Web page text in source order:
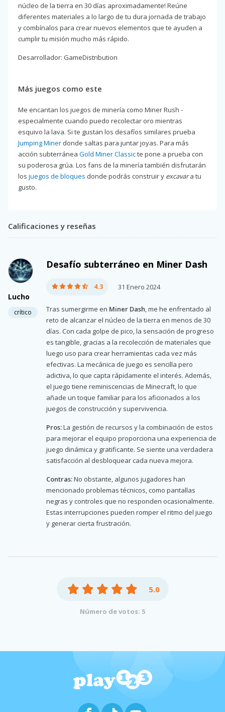
núcleo de la tierra en 30 días aproximadamente! Reúne
diferentes materiales a lo largo de tu dura jornada de trabajo
y combínalos para crear nuevos elementos que te ayuden a
cumplir tu misión mucho más rápido.
Desarrollador: GameDistribution
Más juegos como este
Me encantan los juegos de minería como Miner Rush -
especialmente cuando puedo recolectar oro mientras
esquivo la lava. Si te gustan los desafíos similares prueba
Jumping Miner donde saltas para juntar joyas. Para más
acción subterránea Gold Miner Classicte pone a prueba con
su poderosa grúa. Los fans de la minería también disfrutarán
los juegos de bloques donde podrás construir y excavara tu
gusto.
Calificaciones y reseñas
Lucho
crítico
Desafío subterráneo en Miner Dash
4.3 31 Enero 2024
Tras sumergirme en Miner Dash, me he enfrentado al
reto de alcanzar el núcleo de la tierra en menos de 30
días. Con cada golpe de pico, la sensación de progreso
es tangible, gracias a la recolección de materiales que
luego uso para crear herramientas cada vez más
efectivas. La mecánica de juego es sencilla pero
adictiva, lo que capta rápidamente el interés. Además,
el juego tiene reminiscencias de Minecraft, lo que
añade un toque familiar para los aficionados a los
juegos de construcción y supervivencia.
Pros:La gestión de recursos y la combinación de estos
para mejorar el equipo proporciona una experiencia de
juego dinámica y gratificante. Se siente una verdadera
satisfacción al desbloquear cada nueva mejora.
Contras:No obstante, algunos jugadores han
mencionado problemas técnicos, como pantallas
negras y controles que no responden ocasionalmente.
Estas interrupciones pueden romper el ritmo del juego
y generar cierta frustración.
5.0
Número de votos: 5